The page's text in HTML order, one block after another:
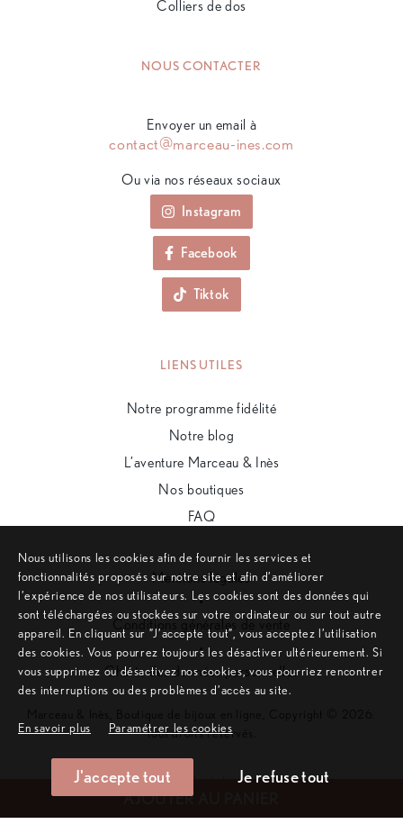
AJOUTER AU PANIER
Colliers de dos
NOUS CONTACTER
Envoyer un email à
contact@marceau-ines.com
Ou via nos réseaux sociaux
Instagram
Facebook
Tiktok
LIENS UTILES
Notre programme fidélité
Notre blog
L’aventure Marceau & Inès
Nos boutiques
FAQ
Mentions légales
•
Conditions générales de vente
•
Charte des données personnelles
Tous droits réservés.
Remonter en haut de page
Nous utilisons les cookies afin de fournir les services et
fonctionnalités proposés sur notre site et afin d’améliorer
l’expérience de nos utilisateurs. Les cookies sont des données qui
sont téléchargées ou stockées sur votre ordinateur ou sur tout autre
appareil. En cliquant sur ”J’accepte tout”, vous acceptez l’utilisation
des cookies. Vous pourrez toujours les désactiver ultérieurement. Si
vous supprimez ou désactivez nos cookies, vous pourriez rencontrer
des interruptions ou des problèmes d’accès au site.
En savoir plus Paramétrer les cookies
J'accepte tout Je refuse tout